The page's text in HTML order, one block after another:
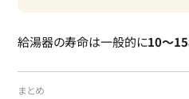
給湯器の寿命は一般的に10～
まとめ